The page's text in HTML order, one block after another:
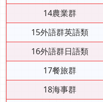
14農業群
15外語群英語類
16外語群日語類
17餐旅群
18海事群